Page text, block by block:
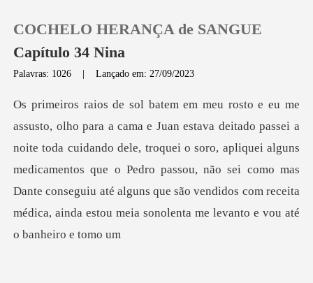
0
Loja
COCHELO HERANÇA de SANGUE
Capítulo 34 Nina
Palavras: 1026 |Lançado em: 27/09/2023
toda cuidando dele, troquei o soro, apliquei alguns
medicamentos que o Pedro passou, não sei como mas
Dante consegui